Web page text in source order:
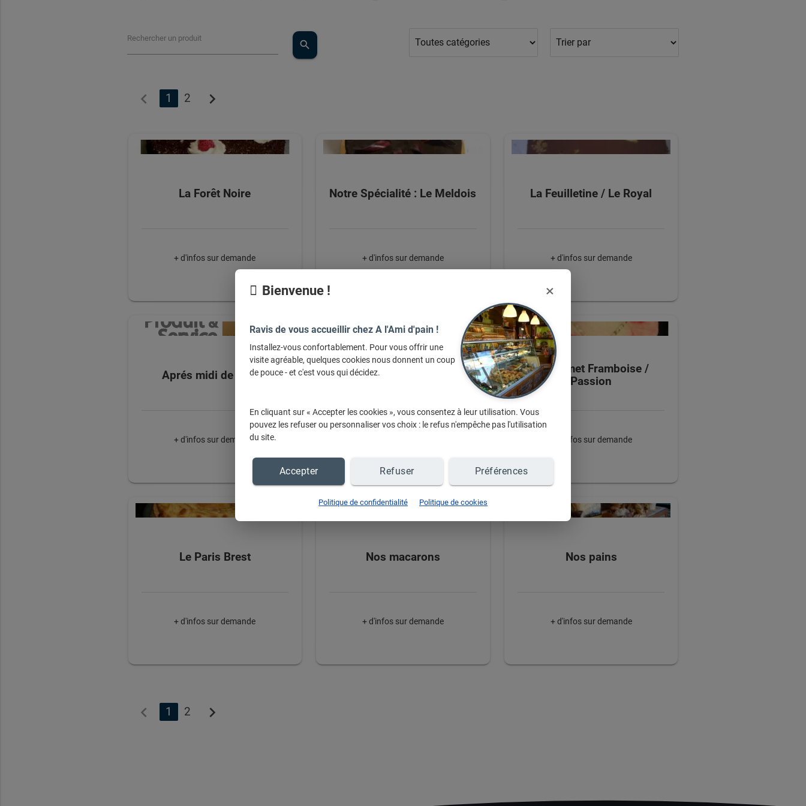
Rechercher un produit
search
chevron_left 1 2 chevron_right
La Forêt Noire
+ d'infos sur demande
Notre Spécialité : Le Meldois
+ d'infos sur demande
La Feuilletine / Le Royal
+ d'infos sur demande
Aprés midi de folies!
+ d'infos sur demande
Gateau Personnalisé Avec
L'entremet Framboise /
Passion
+ d'infos sur demande
Le Paris Brest
+ d'infos sur demande
Nos macarons
+ d'infos sur demande
Nos pains
+ d'infos sur demande
chevron_left 1 2 chevron_right
Bienvenue ! ×
Ravis de vous accueillir chez A l'Ami d'pain !
Installez-vous confortablement. Pour vous offrir une
visite agréable, quelques cookies nous donnent un coup
de pouce - et c'est vous qui décidez.
En cliquant sur « Accepter les cookies », vous consentez à leur utilisation. Vous
pouvez les refuser ou personnaliser vos choix : le refus n'empêche pas l'utilisation
du site.
Accepter Refuser Préférences
Politique de confidentialité Politique de cookies